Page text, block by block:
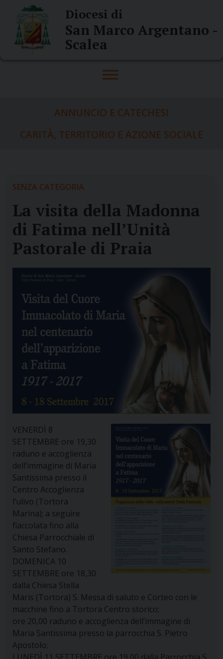
content
Diocesi di
San Marco Argentano -
Scalea
ANNUNCIO E CATECHESI
CARITÀ, TERRITORIO E AZIONE SOCIALE
SENZA CATEGORIA
La visita della Madonna
di Fatima nell’Unità
Pastorale di Praia
VENERDÌ 8
SETTEMBRE ore 19,30
raduno e accoglienza
dell’immagine di Maria
Santissima presso il
Centro Accoglienza
l’ulivo (Tortora
Marina); a seguire
fiaccolata fino alla
Chiesa Parrocchiale di
Santo Stefano.
DOMENICA 10
SETTEMBRE ore 18,30
dalla Chiesa Stella
Maris (Tortora) S. Messa di saluto e Corteo con le
macchine fino a Tortora Centro storico;
ore 20,00 raduno e accoglienza dell’immagine di
Maria Santissima presso la parrocchia S. Pietro
Apostolo;